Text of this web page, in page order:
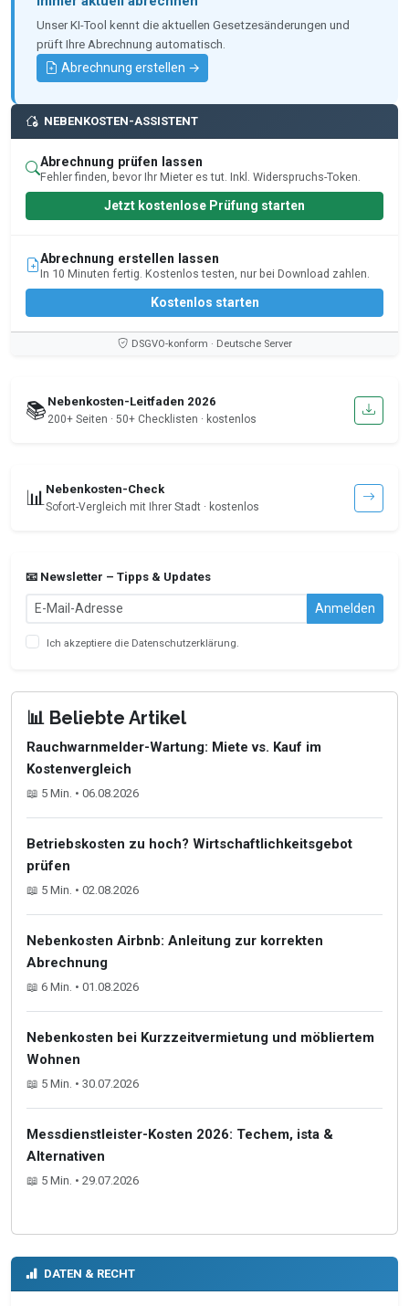
Unser KI-Tool kennt die aktuellen Gesetzesänderungen und
prüft Ihre Abrechnung automatisch.
Abrechnung erstellen →
NEBENKOSTEN-ASSISTENT
Abrechnung prüfen lassen
Fehler finden, bevor Ihr Mieter es tut. Inkl. Widerspruchs-Token.
Jetzt kostenlose Prüfung starten
Abrechnung erstellen lassen
In 10 Minuten fertig. Kostenlos testen, nur bei Download zahlen.
Kostenlos starten
DSGVO-konform · Deutsche Server
📚 Nebenkosten-Leitfaden 2026
200+ Seiten · 50+ Checklisten · kostenlos
📊 Nebenkosten-Check
Sofort-Vergleich mit Ihrer Stadt · kostenlos
📧 Newsletter – Tipps & Updates
Anmelden
Ich akzeptiere die Datenschutzerklärung.
📊 Beliebte Artikel
Rauchwarnmelder-Wartung: Miete vs. Kauf im
Kostenvergleich
📖 5 Min. • 06.08.2026
Betriebskosten zu hoch? Wirtschaftlichkeitsgebot
prüfen
📖 5 Min. • 02.08.2026
Nebenkosten Airbnb: Anleitung zur korrekten
Abrechnung
📖 6 Min. • 01.08.2026
Nebenkosten bei Kurzzeitvermietung und möbliertem
Wohnen
📖 5 Min. • 30.07.2026
Messdienstleister-Kosten 2026: Techem, ista &
Alternativen
📖 5 Min. • 29.07.2026
DATEN & RECHT